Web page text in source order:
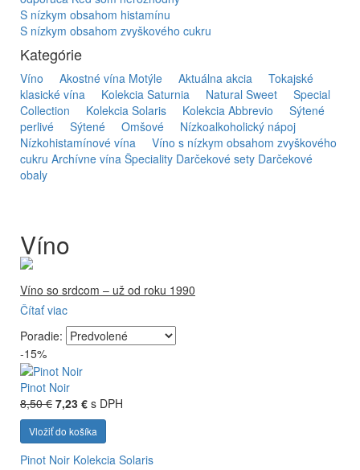
S nízkym obsahom histamínu
S nízkym obsahom zvyškového cukru
Kategórie
Víno Akostné vína Motýle Aktuálna akcia
Tokajské
klasické vína
Kolekcia Saturnia Natural Sweet
Special
Collection
Kolekcia Solaris Kolekcia Abbrevio
Sýtené
perlivé
Sýtené Omšové
Nízkoalkoholický nápoj
Nízkohistamínové vína
Víno s nízkym obsahom zvyškového
cukru Archívne vína Špeciality Darčekové sety Darčekové
obaly
Víno
Víno so srdcom – už od roku 1990
Firma Ostrožovič je najstaršou privátnou firmou na
slovenskom Tokaji.
Vyrábame kvalitné odrodové a výberové vína. Ako prví sme
priniesli na slovenský trh sólo spracované vína z tokajských
odrôd Furmint, Lipovina a Muškát žltý reduktívnou
technológiou. Hrozno spracúvame najmodernejšími
technológiami, vrátane riadenej fermentácie.
Čítať viac
Poradie:
-15%
Pinot Noir
8,50 € 7,23 € s DPH
Vložiť do košíka
Pinot Noir Kolekcia Solaris